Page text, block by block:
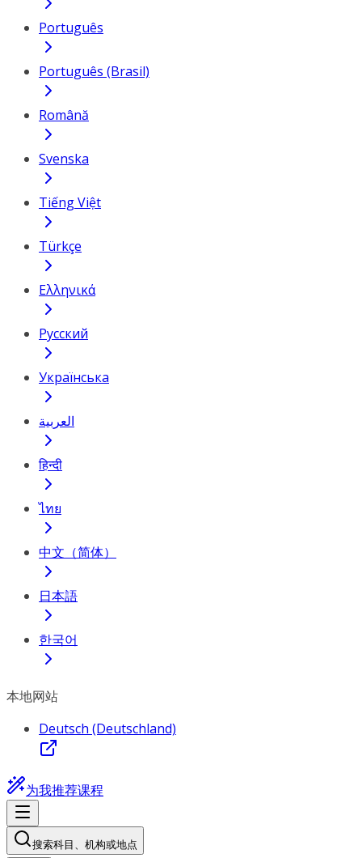
Português
Português (Brasil)
Română
Svenska
Tiếng Việt
Türkçe
Ελληνικά
Русский
Українська
العربية
हिन्दी
ไทย
中文（简体）
日本語
한국어
本地网站
Deutsch (Deutschland)
为我推荐课程
搜索科目、机构或地点